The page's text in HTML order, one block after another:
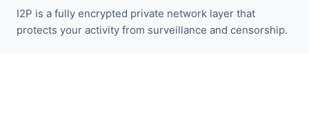
I2P is a fully encrypted private network layer that
protects your activity from surveillance and censorship.